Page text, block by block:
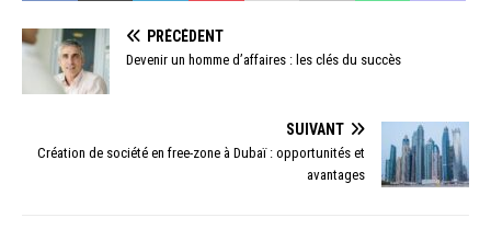
PRÉCÉDENT
Devenir un homme d’affaires : les clés du succès
SUIVANT
Création de société en free-zone à Dubaï : opportunités et
avantages